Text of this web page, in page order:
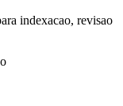
indexacao, revisao